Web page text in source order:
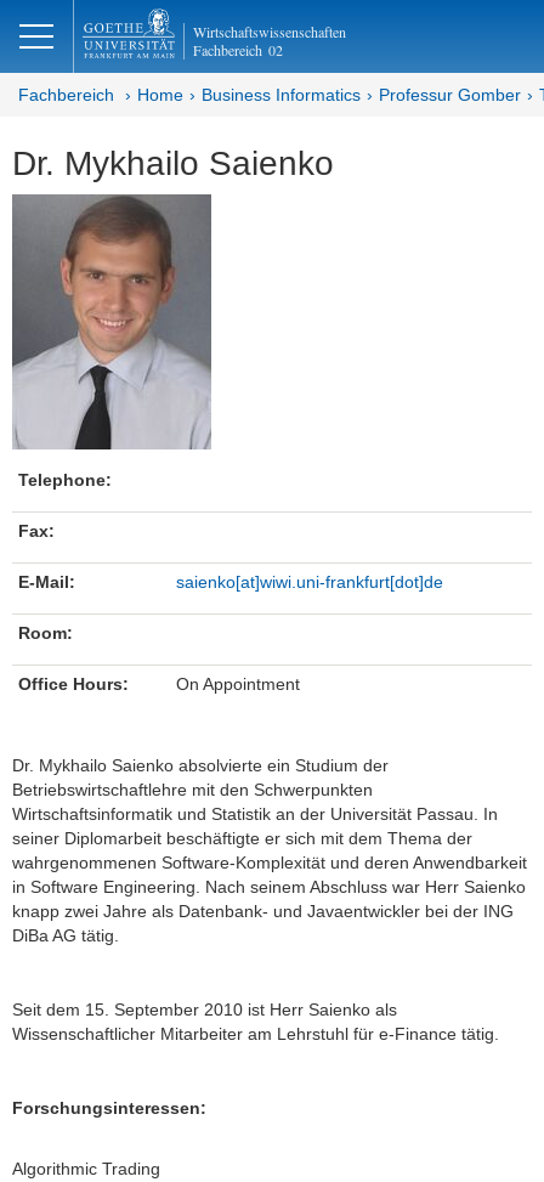
Wirtschaftswissenschaften
Fachbereich 02
Fachbereich Home Business Informatics Professur Gomber
Dr. Mykhailo Saienko
Telephone:
Fax:
E-Mail: saienko[at]wiwi.uni-frankfurt[dot]de
Room:
Office Hours: On Appointment
Dr. Mykhailo Saienko absolvierte ein Studium der
Betriebswirtschaftlehre mit den Schwerpunkten
Wirtschaftsinformatik und Statistik an der Universität Passau. In
seiner Diplomarbeit beschäftigte er sich mit dem Thema der
wahrgenommenen Software-Komplexität und deren Anwendbarkeit
in Software Engineering. Nach seinem Abschluss war Herr Saienko
knapp zwei Jahre als Datenbank- und Javaentwickler bei der ING
DiBa AG tätig.
Seit dem 15. September 2010 ist Herr Saienko als
Wissenschaftlicher Mitarbeiter am Lehrstuhl für e-Finance tätig.
Forschungsinteressen:
Algorithmic Trading